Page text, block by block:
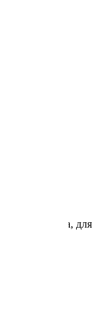
полости рта, для